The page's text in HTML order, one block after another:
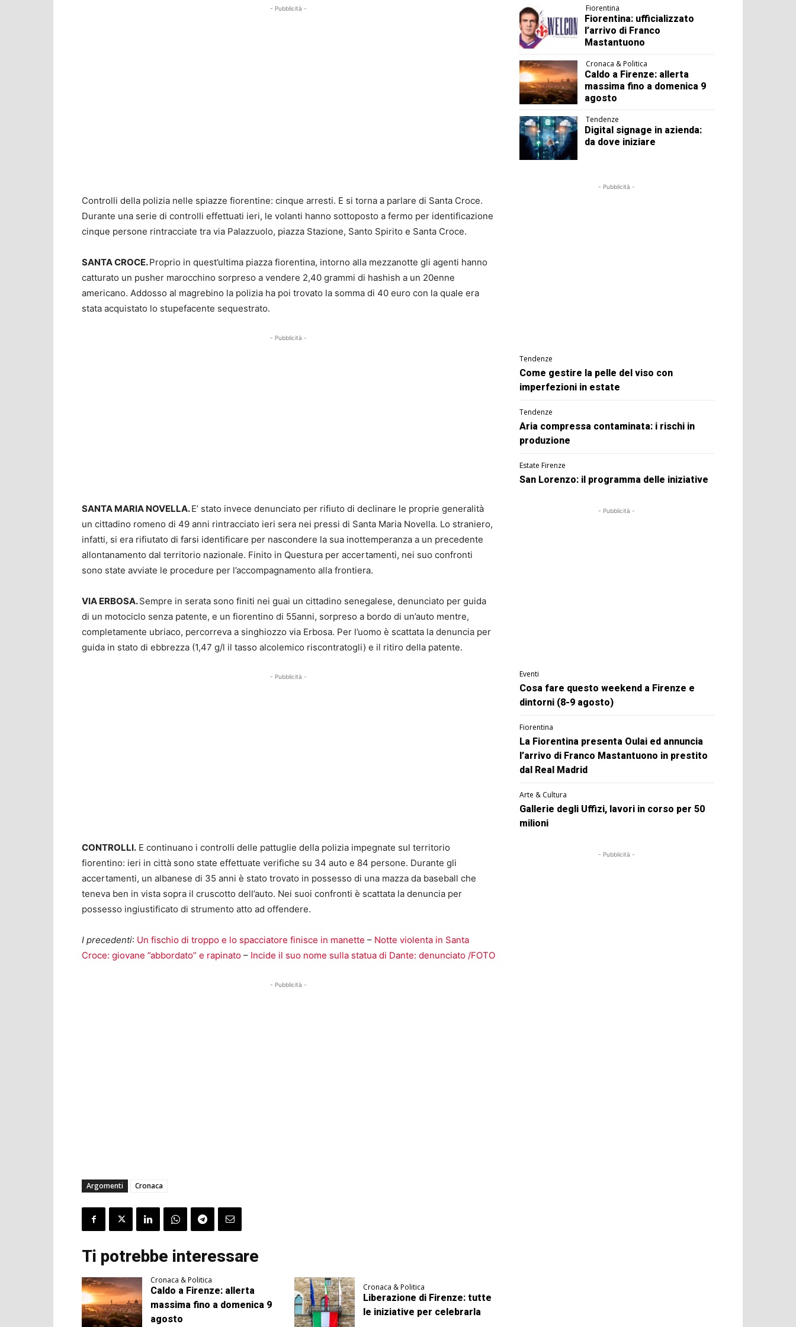
- Pubblicità -
Controlli della polizia nelle spiazze fiorentine: cinque arresti. E si torna a parlare di Santa Croce.
Durante una serie di controlli effettuati ieri, le volanti hanno sottoposto a fermo per identificazione
cinque persone rintracciate tra via Palazzuolo, piazza Stazione, Santo Spirito e Santa Croce.
SANTA CROCE.Proprio in quest’ultima piazza fiorentina, intorno alla mezzanotte gli agenti hanno
catturato un pusher marocchino sorpreso a vendere 2,40 grammi di hashish a un 20enne
americano. Addosso al magrebino la polizia ha poi trovato la somma di 40 euro con la quale era
stata acquistato lo stupefacente sequestrato.
- Pubblicità -
SANTA MARIA NOVELLA.E’ stato invece denunciato per rifiuto di declinare le proprie generalità
un cittadino romeno di 49 anni rintracciato ieri sera nei pressi di Santa Maria Novella. Lo straniero,
infatti, si era rifiutato di farsi identificare per nascondere la sua inottemperanza a un precedente
allontanamento dal territorio nazionale. Finito in Questura per accertamenti, nei suo confronti
sono state avviate le procedure per l’accompagnamento alla frontiera.
VIA ERBOSA.Sempre in serata sono finiti nei guai un cittadino senegalese, denunciato per guida
di un motociclo senza patente, e un fiorentino di 55anni, sorpreso a bordo di un’auto mentre,
completamente ubriaco, percorreva a singhiozzo via Erbosa. Per l’uomo è scattata la denuncia per
guida in stato di ebbrezza (1,47 g/l il tasso alcolemico riscontratogli) e il ritiro della patente.
- Pubblicità -
CONTROLLI. E continuano i controlli delle pattuglie della polizia impegnate sul territorio
fiorentino: ieri in città sono state effettuate verifiche su 34 auto e 84 persone. Durante gli
accertamenti, un albanese di 35 anni è stato trovato in possesso di una mazza da baseball che
teneva ben in vista sopra il cruscotto dell’auto. Nei suoi confronti è scattata la denuncia per
possesso ingiustificato di strumento atto ad offendere.
I precedenti: Un fischio di troppo e lo spacciatore finisce in manette – Notte violenta in Santa
Croce: giovane ”abbordato” e rapinato – Incide il suo nome sulla statua di Dante: denunciato /FOTO
- Pubblicità -
Argomenti Cronaca
Ti potrebbe interessare
Cronaca & Politica
Caldo a Firenze: allerta
massima fino a domenica 9
agosto
Cronaca & Politica
Liberazione di Firenze: tutte
le iniziative per celebrarla
Fiorentina
Fiorentina: ufficializzato
l’arrivo di Franco
Mastantuono
Cronaca & Politica
Caldo a Firenze: allerta
massima fino a domenica 9
agosto
Tendenze
Digital signage in azienda:
da dove iniziare
- Pubblicità -
Tendenze
Come gestire la pelle del viso con
imperfezioni in estate
Tendenze
Aria compressa contaminata: i rischi in
produzione
Estate Firenze
San Lorenzo: il programma delle iniziative
- Pubblicità -
Eventi
Cosa fare questo weekend a Firenze e
dintorni (8-9 agosto)
Fiorentina
La Fiorentina presenta Oulai ed annuncia
l’arrivo di Franco Mastantuono in prestito
dal Real Madrid
Arte & Cultura
Gallerie degli Uffizi, lavori in corso per 50
milioni
- Pubblicità -